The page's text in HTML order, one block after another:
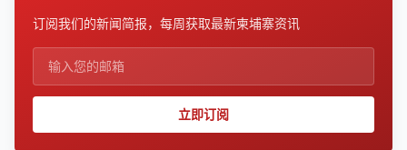
订阅我们的新闻简报，每周获取最新柬埔寨资讯
立即订阅